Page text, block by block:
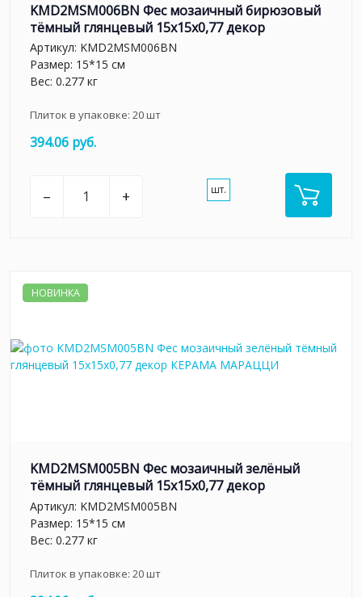
KMD2MSM006BN Фес мозаичный бирюзовый
тёмный глянцевый 15x15x0,77 декор
Артикул: KMD2MSM006BN
Размер: 15*15 см
Вес: 0.277 кг
Плиток в упаковке: 20шт
394.06 руб.
– + шт.
НОВИНКА
KMD2MSM005BN Фес мозаичный зелёный
тёмный глянцевый 15x15x0,77 декор
Артикул: KMD2MSM005BN
Размер: 15*15 см
Вес: 0.277 кг
Плиток в упаковке: 20шт